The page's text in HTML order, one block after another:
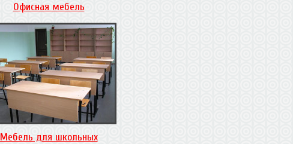
Офисная мебель
Мебель для школьных